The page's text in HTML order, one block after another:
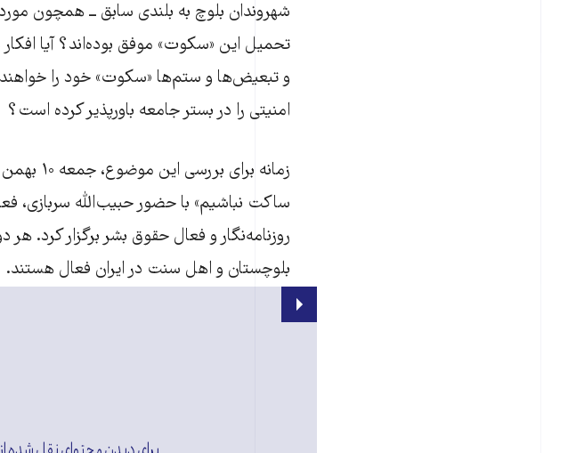
شهروندان بلوچ به بلندی سابق ــ همچون
تحمیل این «سکوت» موفق بوده‌اند؟‌ آیا
و تبعیض‌ها و ستم‌ها «سکوت» خود را
امنیتی را در بستر جامعه باورپذیر کرده است؟
ساکت نباشیم» با حضور حبیب‌الله سربازی،
روزنامه‌نگار و فعال حقوق بشر برگزار کرد.
بلوچستان و اهل سنت در ایران فعال هستند.